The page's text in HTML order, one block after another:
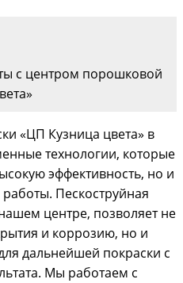
с центром порошковой
«ЦП Кузница цвета» в
технологии, которые
эффективность, но и
Пескоструйная
центре, позволяет не
и коррозию, но и
дальнейшей покраски с
Мы работаем с